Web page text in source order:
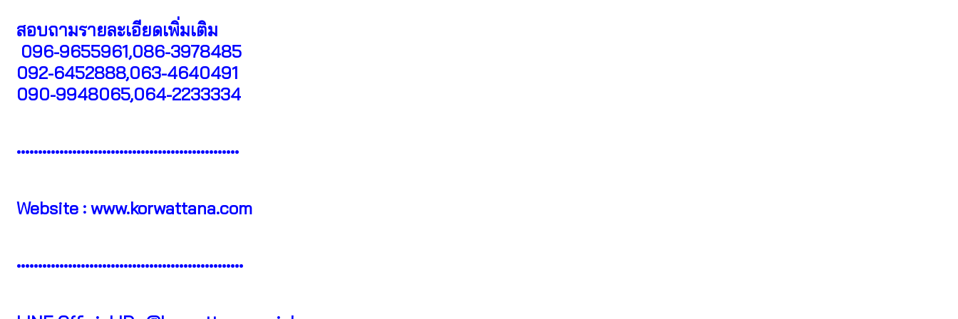
สอบถามรายละเอียดเพิ่มเติม
096-9655961,086-3978485
092-6452888,063-4640491
090-9948065,064-2233334
••••••••••••••••••••••••••••••••••••••••••••••••••••
Website :www.korwattana.com
•••••••••••••••••••••••••••••••••••••••••••••••••••••